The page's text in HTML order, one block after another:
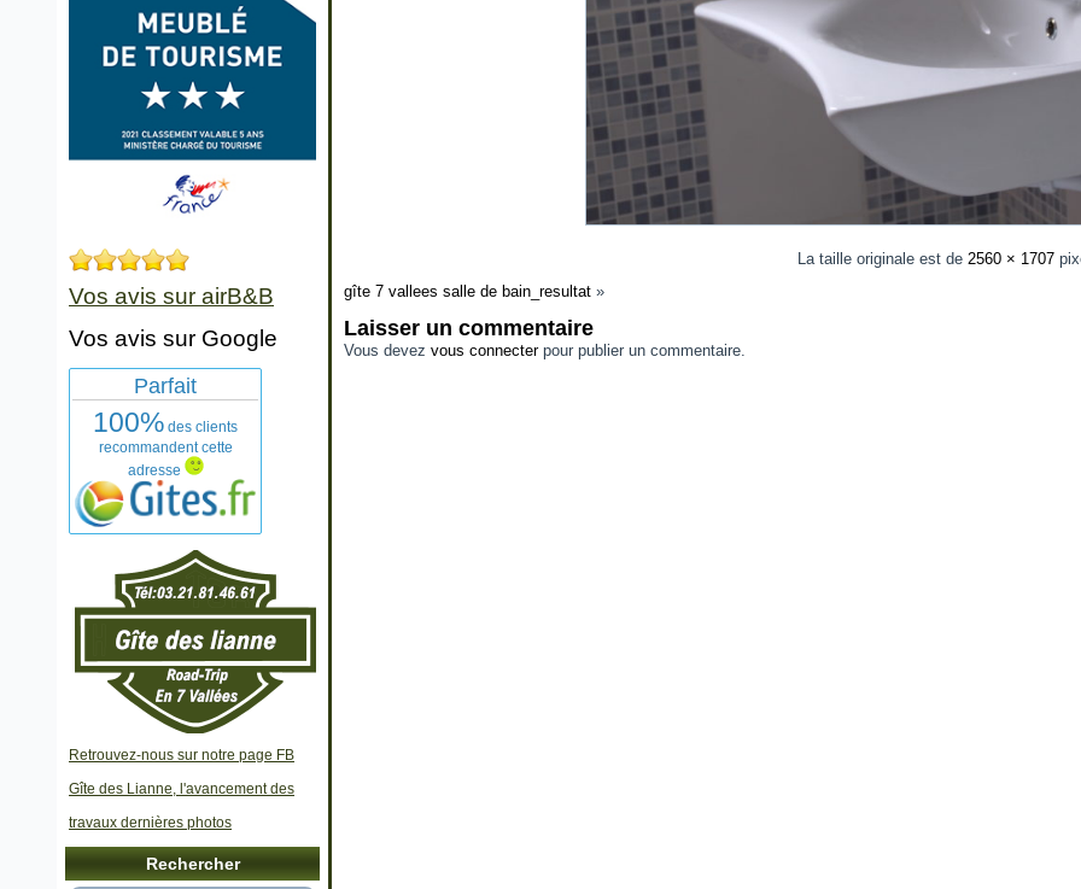
Vos avis sur airB&B
Vos avis sur Google
Parfait
100% des clients
recommandent cette
adresse
Retrouvez-nous sur notre page FB
Gîte des Lianne, l'avancement des
travaux dernières photos
Rechercher
La taille originale est de 2560 × 1707
gîte 7 vallees salle de bain_resultat »
Laisser un commentaire
Vous devez vous connecterpour publier un commentaire.